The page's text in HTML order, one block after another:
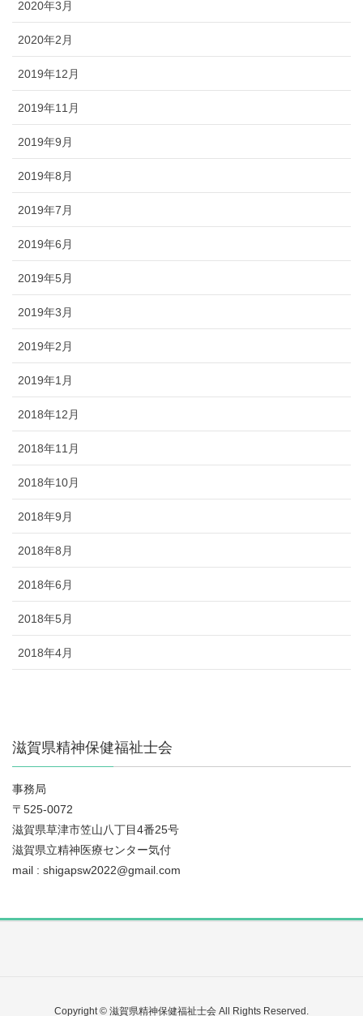
2020年3月
2020年2月
2019年12月
2019年11月
2019年9月
2019年8月
2019年7月
2019年6月
2019年5月
2019年3月
2019年2月
2019年1月
2018年12月
2018年11月
2018年10月
2018年9月
2018年8月
2018年6月
2018年5月
2018年4月
滋賀県精神保健福祉士会
事務局
〒525-0072
滋賀県草津市笠山八丁目4番25号
滋賀県立精神医療センター気付
mail : shigapsw2022@gmail.com
Copyright © 滋賀県精神保健福祉士会 All Rights Reserved.